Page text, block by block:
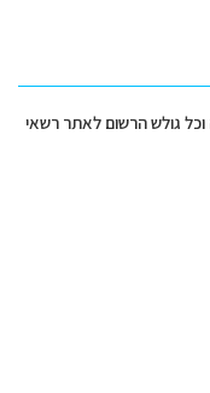
וכל גולש הרשום לאתר רשאי